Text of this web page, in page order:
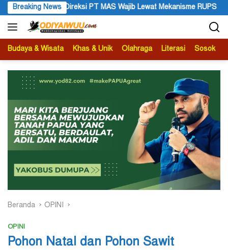
Langsung
ke
konten
Breaking News
Mekanisme RUPS Tanggapan Resmi Pemprov Papua
Budaya & Wisata Khas & Unik Olahraga Literasi Sosok
Beranda OPINI
OPINI
Pohon Natal dan Pohon Sawit